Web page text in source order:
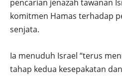
pencarian jenazah tawanan
komitmen Hamas terhadap
senjata.
Ia menuduh Israel “terus
tahap kedua kesepakatan